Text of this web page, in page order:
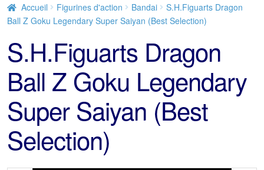
Accueil Figurines d'action Bandai
S.H.Figuarts Dragon
Ball Z Goku Legendary Super Saiyan (Best Selection)
S.H.Figuarts Dragon
Ball Z Goku Legendary
Super Saiyan (Best
Selection)